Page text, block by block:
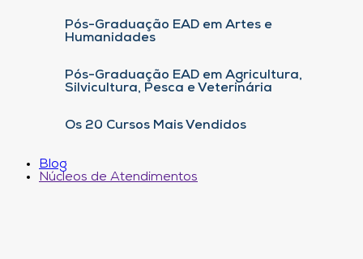
Pós-Graduação EAD em Artes e
Humanidades
Pós-Graduação EAD em Agricultura,
Silvicultura, Pesca e Veterinária
Os 20 Cursos Mais Vendidos
Blog
Núcleos de Atendimentos